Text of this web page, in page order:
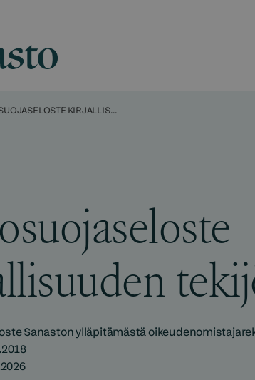
TIETOSUOJASELOSTE KIRJALLISUUDEN TEKIJÖILLE
Sanaston ylläpitämästä